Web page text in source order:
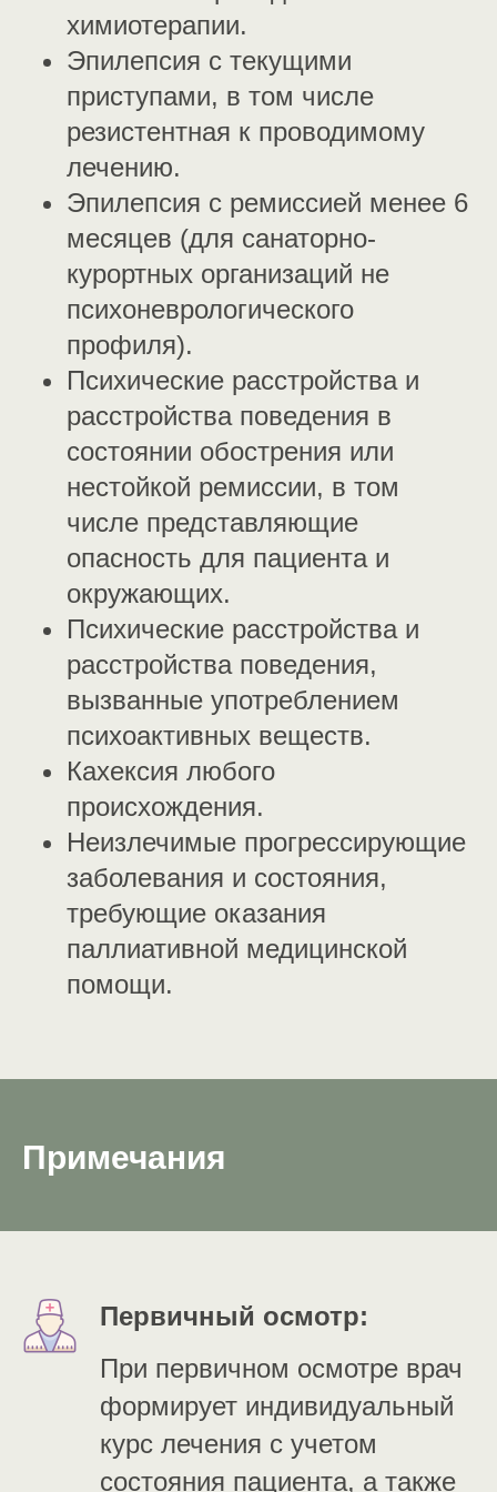
химиотерапии.
Эпилепсия с текущими
приступами, в том числе
резистентная к проводимому
лечению.
Эпилепсия с ремиссией менее 6
месяцев (для санаторно-
курортных организаций не
психоневрологического
профиля).
Психические расстройства и
расстройства поведения в
состоянии обострения или
нестойкой ремиссии, в том
числе представляющие
опасность для пациента и
окружающих.
Психические расстройства и
расстройства поведения,
вызванные употреблением
психоактивных веществ.
Кахексия любого
происхождения.
Неизлечимые прогрессирующие
заболевания и состояния,
требующие оказания
паллиативной медицинской
помощи.
Примечания
Первичный осмотр:
При первичном осмотре врач
формирует индивидуальный
курс лечения с учетом
состояния пациента, а также